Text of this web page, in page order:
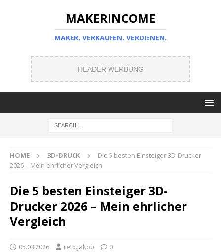
MAKERINCOME
MAKER. VERKAUFEN. VERDIENEN.
HEADER WERBUNG
HOME 3D-DRUCK
Die 5 besten Einsteiger 3D-Drucker
2026 – Mein ehrlicher Vergleich
Die 5 besten Einsteiger 3D-
Drucker 2026 – Mein ehrlicher
Vergleich
05.03.2026 reto.jakob 0